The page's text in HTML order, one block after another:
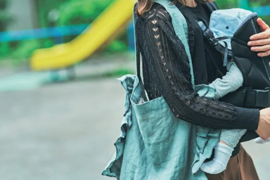
ちん
で旅
行・
帰省
にも
◎